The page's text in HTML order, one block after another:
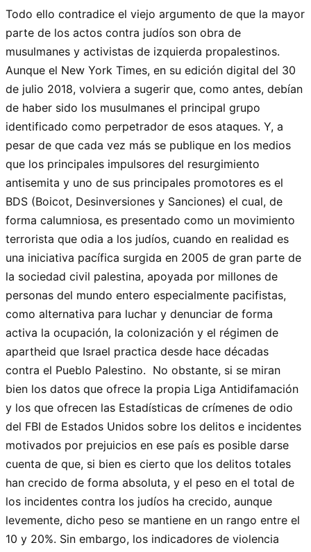
Todo ello contradice el viejo argumento de que la mayor
parte de los actos contra judíos son obra de
musulmanes y activistas de izquierda propalestinos.
Aunque el New York Times, en su edición digital del 30
de julio 2018, volviera a sugerir que, como antes, debían
de haber sido los musulmanes el principal grupo
identificado como perpetrador de esos ataques. Y, a
pesar de que cada vez más se publique en los medios
que los principales impulsores del resurgimiento
antisemita y uno de sus principales promotores es el
BDS (Boicot, Desinversiones y Sanciones) el cual, de
forma calumniosa, es presentado como un movimiento
terrorista que odia a los judíos, cuando en realidad es
una iniciativa pacífica surgida en 2005 de gran parte de
la sociedad civil palestina, apoyada por millones de
personas del mundo entero especialmente pacifistas,
como alternativa para luchar y denunciar de forma
activa la ocupación, la colonización y el régimen de
apartheid que Israel practica desde hace décadas
contra el Pueblo Palestino. No obstante, si se miran
bien los datos que ofrece la propia Liga Antidifamación
y los que ofrecen las Estadísticas de crímenes de odio
del FBI de Estados Unidos sobre los delitos e incidentes
motivados por prejuicios en ese país es posible darse
cuenta de que, si bien es cierto que los delitos totales
han crecido de forma absoluta, y el peso en el total de
los incidentes contra los judíos ha crecido, aunque
levemente, dicho peso se mantiene en un rango entre el
10 y 20%. Sin embargo, los indicadores de violencia